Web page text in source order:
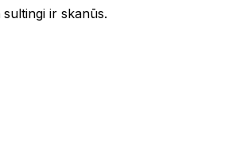
ir skanūs.